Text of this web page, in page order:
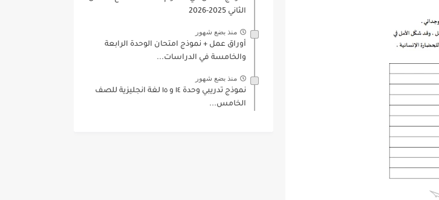
الثاني 2025-2026
منذ بضع شهور
أوراق عمل + نموذج امتحان الوحدة الرابعة
والخامسة في الدراسات...
منذ بضع شهور
نموذج تدريبي وحدة ١٤ و ١٥ لغة انجليزية للصف
الخامس...